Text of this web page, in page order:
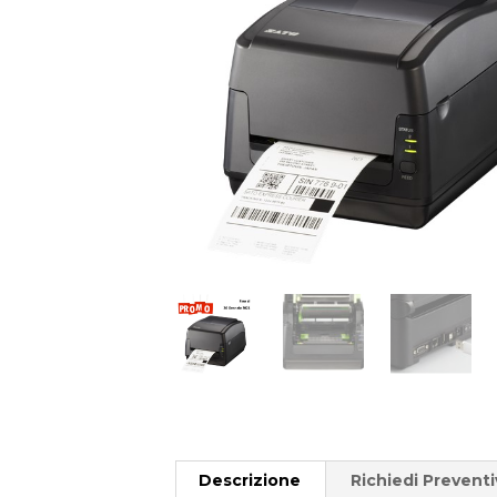
Descrizione Richiedi